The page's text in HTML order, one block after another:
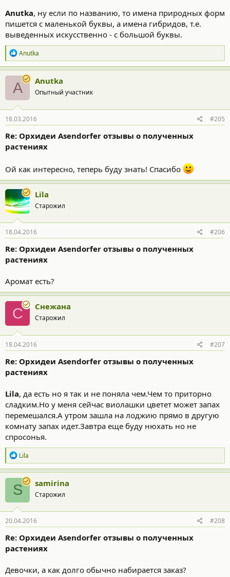
Anutka, ну если по названию, то имена природных форм
пишется с маленькой буквы, а имена гибридов, т.е.
выведенных искусственно - с большой буквы.
Р
е
а
к
ц
и
и
:
Anutka
A Anutka
Опытный участник
18.03.2016 #205
Re: Орхидеи Asendorfer отзывы о полученных
растениях
Ой как интересно, теперь буду знать! Спасибо
Lila
Старожил
18.04.2016 #206
Re: Орхидеи Asendorfer отзывы о полученных
растениях
Аромат есть?
C Cнежана
Старожил
18.04.2016 #207
Re: Орхидеи Asendorfer отзывы о полученных
растениях
Lila, да есть но я так и не поняла чем.Чем то приторно
сладким.Но у меня сейчас виолашки цветет может запах
перемешался.А утром зашла на лоджию прямо в другую
комнату запах идет.Завтра еще буду нюхать но не
спросонья.
Р
е
а
к
ц
и
и
:
Lila
S samirina
Старожил
20.04.2016 #208
Re: Орхидеи Asendorfer отзывы о полученных
растениях
Девочки, а как долго обычно набирается заказ?